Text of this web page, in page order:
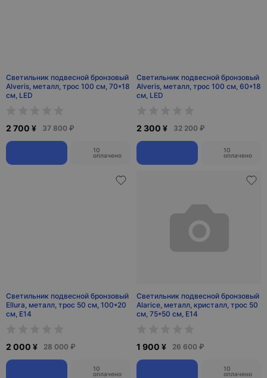
Светильник подвесной бронзовый
Alveris, металл, трос 100 см, 70*18
см, LED
2 700 ¥ 37 800 ₽
10
оплачено
Светильник подвесной бронзовый
Alveris, металл, трос 100 см, 60*18
см, LED
2 300 ¥ 32 200 ₽
10
оплачено
Светильник подвесной бронзовый
Ellura, металл, трос 50 см, 100*20
см, Е14
2 000 ¥ 28 000 ₽
10
оплачено
Светильник подвесной бронзовый
Alarice, металл, кристалл, трос 50
см, 75*50 см, Е14
1 900 ¥ 26 600 ₽
10
оплачено